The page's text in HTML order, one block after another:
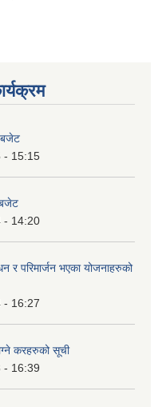
- 15:15
बजेट
- 14:20
परिमार्जन भएका योजनाहरुको
- 16:27
करहरुको सूची
- 16:39